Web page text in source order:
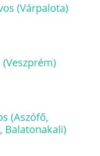
(Várpalota)
(Aszófő,
Balatonakali)